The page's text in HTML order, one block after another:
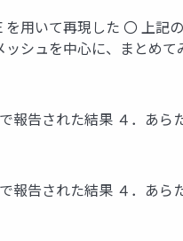
用いて再現した 〇 上記
シュを中心に、まとめ
告された結果 ４．あら
告された結果 ４．あら